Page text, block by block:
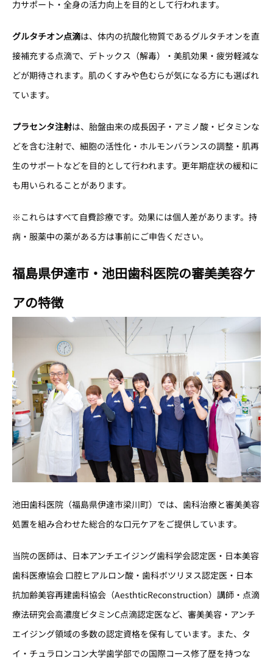
力サポート・全身の活力向上を目的として行われます。
グルタチオン点滴は、体内の抗酸化物質であるグルタチオンを直
接補充する点滴で、デトックス（解毒）・美肌効果・疲労軽減な
どが期待されます。肌のくすみや色むらが気になる方にも選ばれ
ています。
プラセンタ注射は、胎盤由来の成長因子・アミノ酸・ビタミンな
どを含む注射で、細胞の活性化・ホルモンバランスの調整・肌再
生のサポートなどを目的として行われます。更年期症状の緩和に
も用いられることがあります。
※これらはすべて自費診療です。効果には個人差があります。持
病・服薬中の薬がある方は事前にご申告ください。
福島県伊達市・池田歯科医院の審美美容ケ
アの特徴
池田歯科医院（福島県伊達市梁川町）では、歯科治療と審美美容
処置を組み合わせた総合的な口元ケアをご提供しています。
当院の医師は、日本アンチエイジング歯科学会認定医・日本美容
歯科医療協会 口腔ヒアルロン酸・歯科ボツリヌス認定医・日本
抗加齢美容再建歯科協会（AesthticReconstruction）講師・点滴
療法研究会高濃度ビタミンC点滴認定医など、審美美容・アンチ
エイジング領域の多数の認定資格を保有しています。また、タ
イ・チュラロンコン大学歯学部での国際コース修了歴を持つな